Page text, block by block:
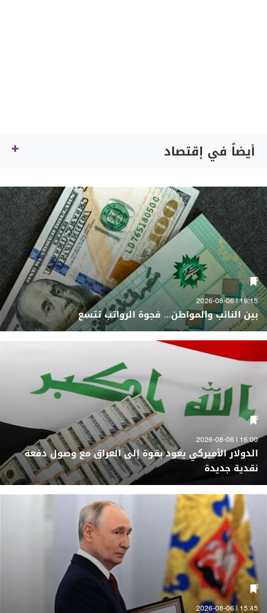
أيضاً في إقتصاد
16:15 | 2026-08-06
بين النائب والمواطن... فجوة الرواتب تتسع
16:00 | 2026-08-06
الدولار الأميركي يعود بقوة إلى العراق مع وصول دفعة
نقدية جديدة
15:45 | 2026-08-06